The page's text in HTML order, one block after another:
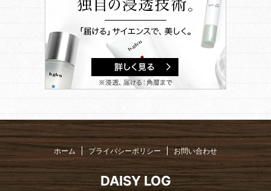
ホーム プライバシーポリシー お問い合わせ
DAISY LOG